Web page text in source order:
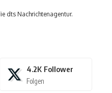
dts Nachrichtenagentur.
4.2K Follower
Folgen